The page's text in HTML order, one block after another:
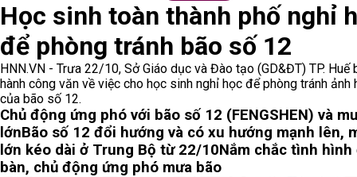
Học sinh toàn thành phố nghỉ
để phòng tránh bão số 12
HNN.VN - Trưa 22/10, Sở Giáo dục và Đào tạo (GD&ĐT) TP. Huế
hành công văn về việc cho học sinh nghỉ học để phòng tránh ảnh
của bão số 12.
Chủ động ứng phó với bão số 12 (FENGSHEN) và
lớnBão số 12 đổi hướng và có xu hướng mạnh lên,
lớn kéo dài ở Trung Bộ từ 22/10Nắm chắc tình hình
bàn, chủ động ứng phó mưa bão